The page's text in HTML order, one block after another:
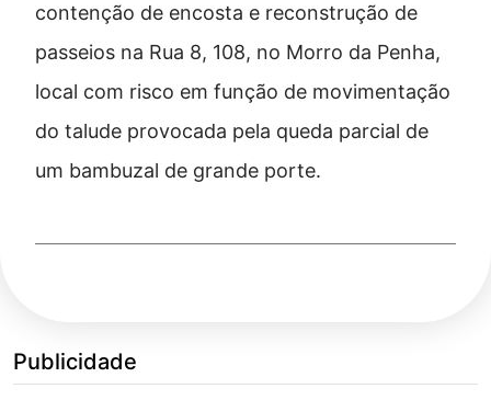
contenção de encosta e reconstrução de
passeios na Rua 8, 108, no Morro da Penha,
local com risco em função de movimentação
do talude provocada pela queda parcial de
um bambuzal de grande porte.
Publicidade